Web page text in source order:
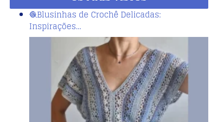
🧶Blusinhas de Crochê Delicadas:
Inspirações…